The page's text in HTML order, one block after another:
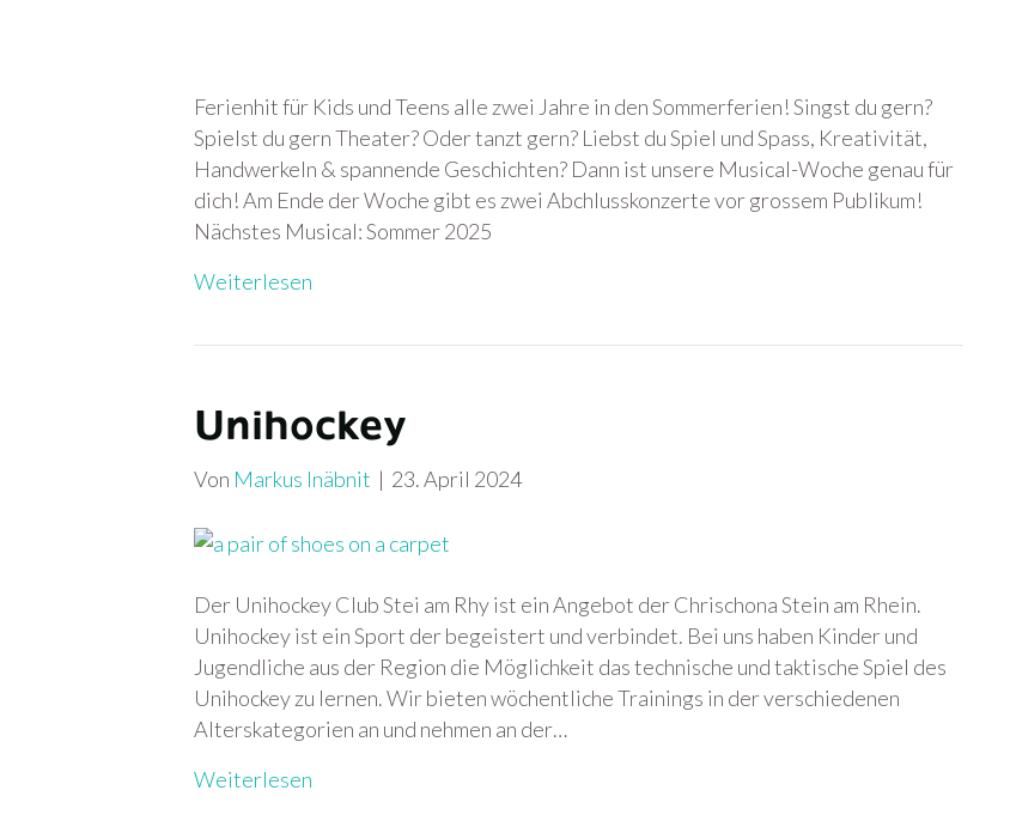
Ferienhit für Kids und Teens alle zwei Jahre in den Sommerferien! Singst du gern?
Spielst du gern Theater? Oder tanzt gern? Liebst du Spiel und Spass, Kreativität,
Handwerkeln & spannende Geschichten? Dann ist unsere Musical-Woche genau für
dich! Am Ende der Woche gibt es zwei Abchlusskonzerte vor grossem Publikum!
Nächstes Musical: Sommer 2025
Weiterlesen
Unihockey
Von Markus Inäbnit | 23. April 2024
Der Unihockey Club Stei am Rhy ist ein Angebot der Chrischona Stein am Rhein.
Unihockey ist ein Sport der begeistert und verbindet. Bei uns haben Kinder und
Jugendliche aus der Region die Möglichkeit das technische und taktische Spiel des
Unihockey zu lernen. Wir bieten wöchentliche Trainings in der verschiedenen
Alterskategorien an und nehmen an der…
Weiterlesen